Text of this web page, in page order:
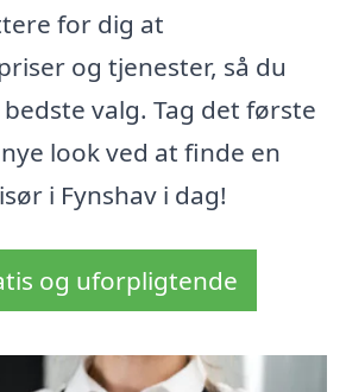
for dig at
og tjenester, så du
valg. Tag det første
look ved at finde en
i Fynshav i dag!
og uforpligtende